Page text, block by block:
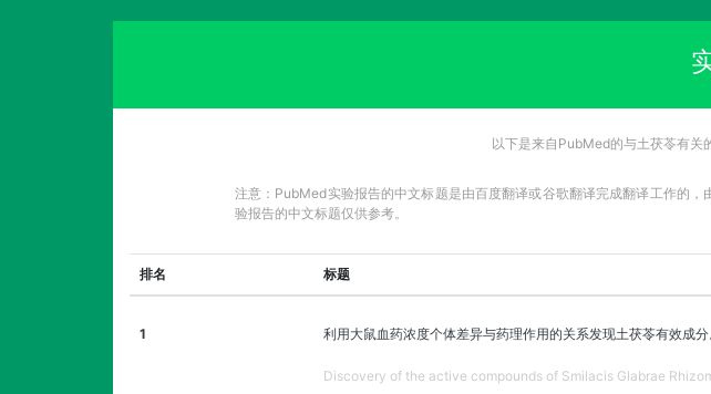
以下是来自PubMed的与土茯苓有关
注意：PubMed实验报告的中文标题是由百度翻译或谷歌翻译完成翻译工作的
验报告的中文标题仅供参考。
排名 标题
1 利用大鼠血药浓度个体差异与药理作用的关系发现土茯苓有效成分
Discovery of the active compounds of Smilacis Glabrae